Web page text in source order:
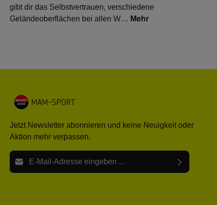
gibt dir das Selbstvertrauen, verschiedene
Geländeoberflächen bei allen W… Mehr
Jetzt Newsletter abonnieren und keine Neuigkeit oder
Aktion mehr verpassen.
E-Mail-Adresse*